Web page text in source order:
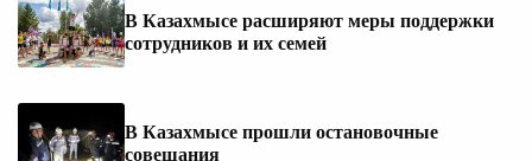
В Казахмысе расширяют меры поддержки
сотрудников и их семей
В Казахмысе прошли остановочные
совещания